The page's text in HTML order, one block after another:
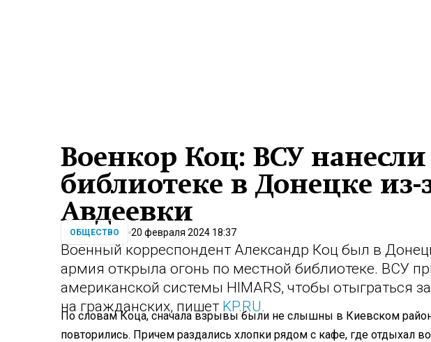
Военкор Коц: ВСУ нанесли
библиотеке в Донецке из-
Авдеевки
ОБЩЕСТВО 20 февраля 2024 18:37
Военный корреспондент Александр Коц был в
армия открыла огонь по местной библиотеке. ВСУ
американской системы HIMARS, чтобы отыграться
на гражданских, пишет KP.RU.
По словам Коца, сначала взрывы были не слышны в Киевском
повторились. Причем раздались хлопки рядом с кафе, где отдыхал